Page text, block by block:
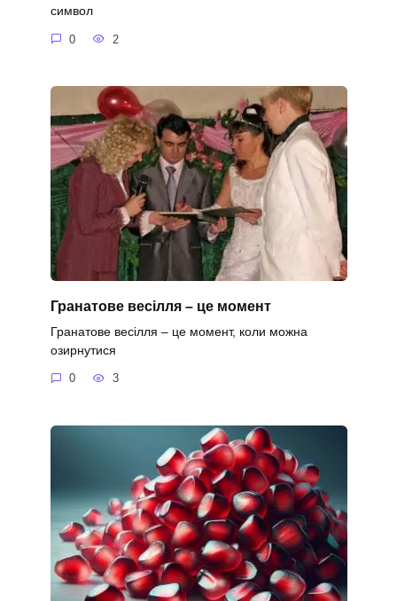
символ
0 2
Гранатове весілля – це момент
Гранатове весілля – це момент, коли можна
озирнутися
0 3